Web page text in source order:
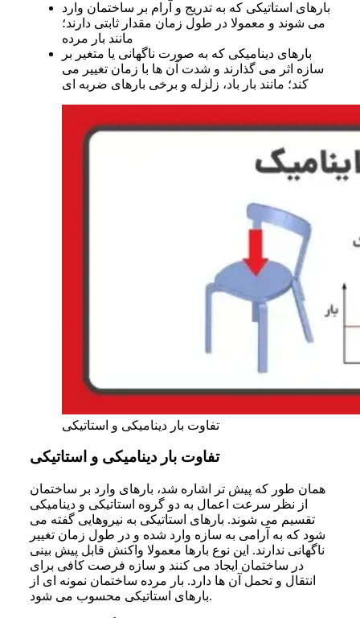
بارهای استاتیکی که به تدریج و آرام بر ساختمان وارد
می شوند و معمولا در طول زمان مقدار ثابتی دارند؛
مانند بار مرده
بارهای دینامیکی که به صورت ناگهانی یا متغیر بر
سازه اثر می گذارند و شدت آن ها با زمان تغییر می
کند؛ مانند بار باد، زلزله و برخی بارهای ضربه ای
تفاوت بار دینامیکی و استاتیکی
تفاوت بار دینامیکی و استاتیکی
همان طور که پیش تر اشاره شد، بارهای وارد بر ساختمان
از نظر سرعت اعمال به دو گروه استاتیکی و دینامیکی
تقسیم می شوند. بارهای استاتیکی به نیروهایی گفته می
شود که به آرامی به سازه وارد شده و در طول زمان تغییر
ناگهانی ندارند. این نوع بارها معمولا واکنش قابل پیش بینی
در ساختمان ایجاد می کنند و سازه فرصت کافی برای
انتقال و تحمل آن ها دارد. بار مرده ساختمان نمونه ای از
بارهای استاتیکی محسوب می شود.